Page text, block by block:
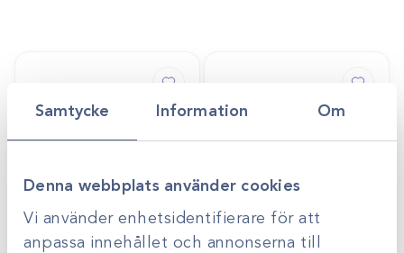
Samtycke Information Om
Denna webbplats använder cookies
Vi använder enhetsidentifierare för att
anpassa innehållet och annonserna till